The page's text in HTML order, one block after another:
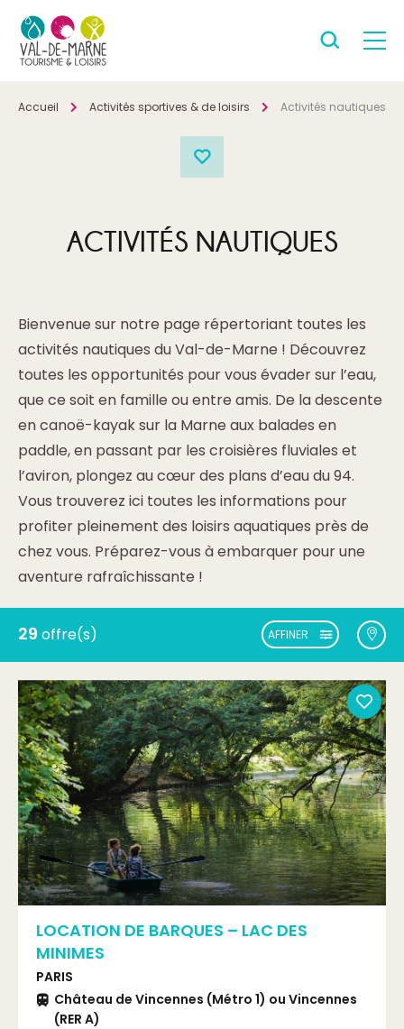
Accueil Activités sportives & de loisirs Activités nautiques
ACTIVITÉS NAUTIQUES
Bienvenue sur notre page répertoriant toutes les
activités nautiques du Val-de-Marne ! Découvrez
toutes les opportunités pour vous évader sur l’eau,
que ce soit en famille ou entre amis. De la descente
en canoë-kayak sur la Marne aux balades en
paddle, en passant par les croisières fluviales et
l’aviron, plongez au cœur des plans d’eau du 94.
Vous trouverez ici toutes les informations pour
profiter pleinement des loisirs aquatiques près de
chez vous. Préparez-vous à embarquer pour une
aventure rafraîchissante !
29 offre(s) AFFINER
LOCATION DE BARQUES – LAC DES
MINIMES
PARIS
Château de Vincennes (Métro 1) ou Vincennes
(RER A)